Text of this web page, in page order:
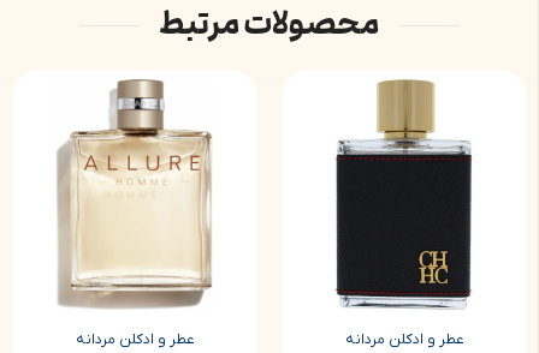
محصولات مرتبط
و ادکلن مشترک مردانه و زنانه
عطر و ادکلن مردانه عطر و ادکلن مردانه